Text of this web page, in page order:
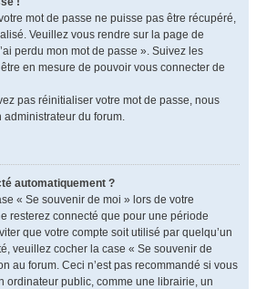
mot de passe ne puisse pas être récupéré,
Veuillez vous rendre sur la page de
perdu mon mot de passe ». Suivez les
en mesure de pouvoir vous connecter de
pas réinitialiser votre mot de passe, nous
administrateur du forum.
automatiquement ?
« Se souvenir de moi » lors de votre
resterez connecté que pour une période
que votre compte soit utilisé par quelqu’un
veuillez cocher la case « Se souvenir de
au forum. Ceci n’est pas recommandé si vous
ordinateur public, comme une librairie, un